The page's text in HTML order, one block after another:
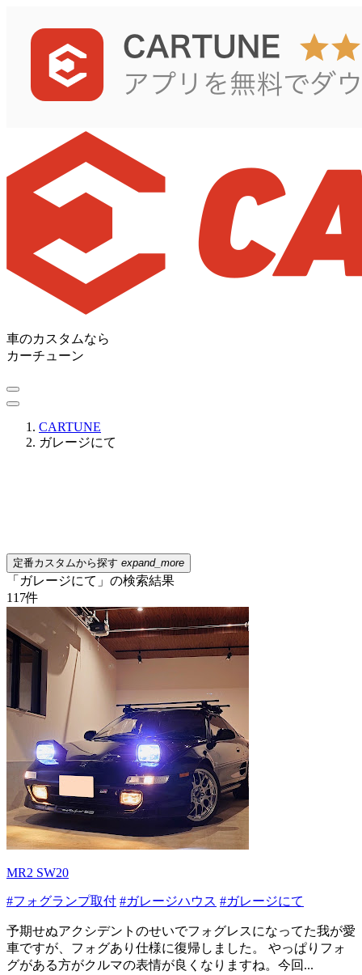
車のカスタムなら
カーチューン
CARTUNE
ガレージにて
定番カスタムから探す expand_more
「ガレージにて」の検索結果
117件
MR2 SW20
#フォグランプ取付 #ガレージハウス #ガレージにて
予期せぬアクシデントのせいでフォグレスになってた我が愛
車ですが、フォグあり仕様に復帰しました。 やっぱりフォ
グがある方がクルマの表情が良くなりますね。今回...